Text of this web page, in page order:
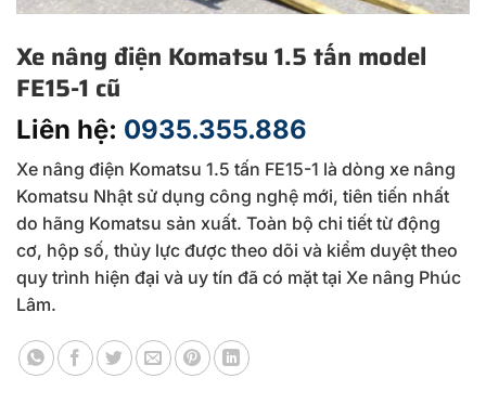
Xe nâng điện Komatsu 1.5 tấn model
FE15-1 cũ
Liên hệ: 0935.355.886
Xe nâng điện Komatsu 1.5 tấn FE15-1 là dòng xe nâng
Komatsu Nhật sử dụng công nghệ mới, tiên tiến nhất
do hãng Komatsu sản xuất. Toàn bộ chi tiết từ động
cơ, hộp số, thủy lực được theo dõi và kiểm duyệt theo
quy trình hiện đại và uy tín đã có mặt tại Xe nâng Phúc
Lâm.